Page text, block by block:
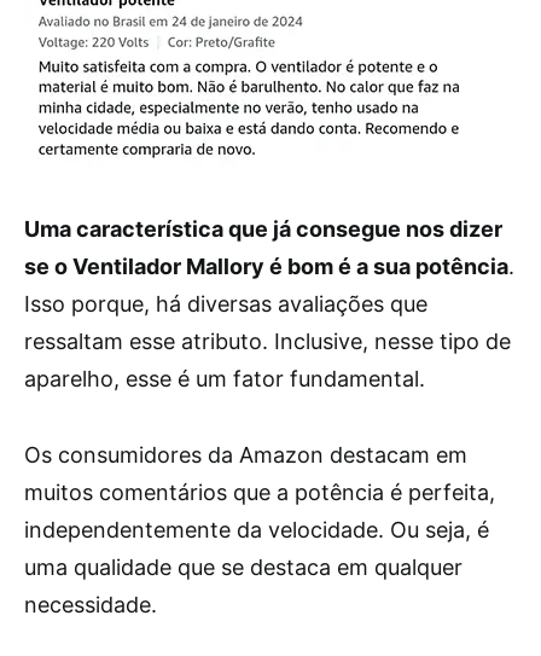
Uma característica que já consegue nos dizer
se o Ventilador Mallory é bom é a sua potência.
Isso porque, há diversas avaliações que
ressaltam esse atributo. Inclusive, nesse tipo de
aparelho, esse é um fator fundamental.
Os consumidores da Amazon destacam em
muitos comentários que a potência é perfeita,
independentemente da velocidade. Ou seja, é
uma qualidade que se destaca em qualquer
necessidade.